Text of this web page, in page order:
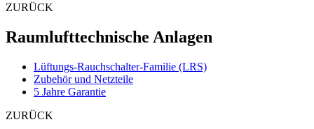
ZURÜCK
Raumlufttechnische Anlagen
Lüftungs-Rauchschalter-Familie (LRS)
Zubehör und Netzteile
5 Jahre Garantie
ZURÜCK